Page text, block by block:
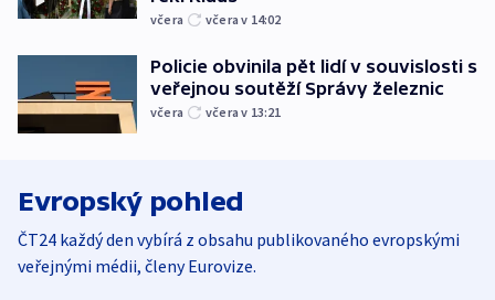
včera včera v 14:02
Policie obvinila pět lidí v souvislosti s
veřejnou soutěží Správy železnic
včera včera v 13:21
Evropský pohled
ČT24 každý den vybírá z obsahu publikovaného evropskými
veřejnými médii, členy Eurovize.